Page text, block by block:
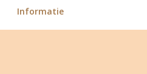
Informatie